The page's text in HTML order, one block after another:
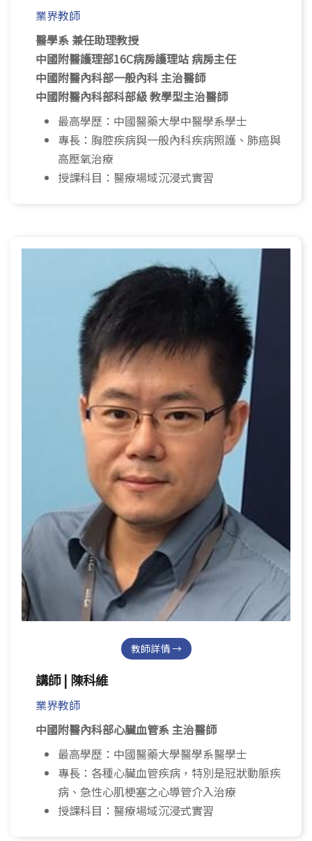
業界教師
醫學系 兼任助理教授
中國附醫護理部16C病房護理站 病房主任
中國附醫內科部一般內科 主治醫師
中國附醫內科部科部級 教學型主治醫師
最高學歷：中國醫藥大學中醫學系學士
專長：胸腔疾病與一般內科疾病照護、肺癌與
高壓氧治療
授課科目：醫療場域沉浸式實習
教師詳情 →
講師 | 陳科維
業界教師
中國附醫內科部心臟血管系 主治醫師
最高學歷：中國醫藥大學醫學系醫學士
專長：各種心臟血管疾病，特別是冠狀動脈疾
病、急性心肌梗塞之心導管介入治療
授課科目：醫療場域沉浸式實習